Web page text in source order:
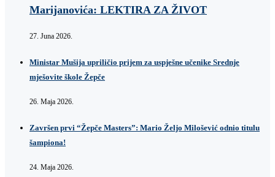
Marijanovića: LEKTIRA ZA ŽIVOT
27. Juna 2026.
Ministar Mušija upriličio prijem za uspješne učenike Srednje
mješovite škole Žepče
26. Maja 2026.
Završen prvi “Žepče Masters”: Mario Željo Milošević odnio titulu
šampiona!
24. Maja 2026.